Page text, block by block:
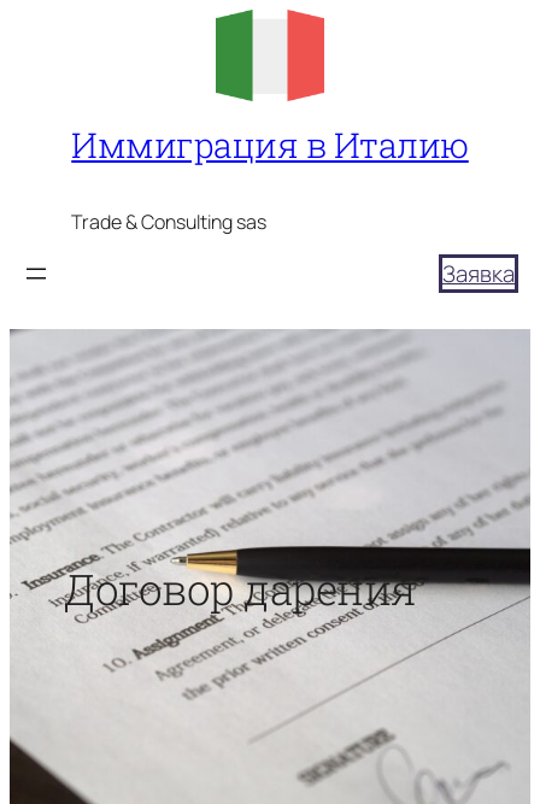
Иммиграция в Италию
Trade & Consulting sas
Заявка
Договор дарения